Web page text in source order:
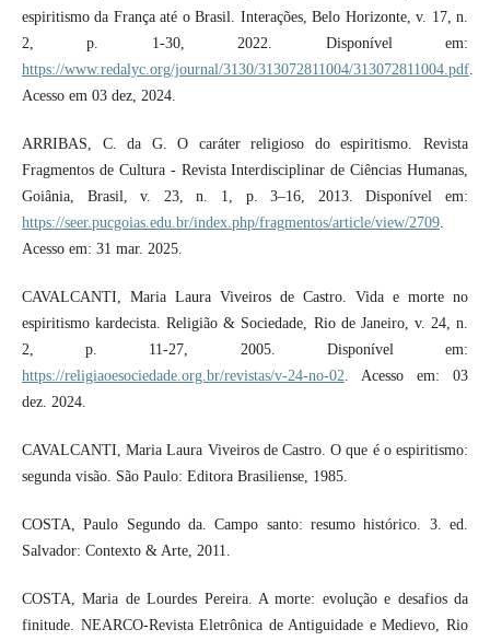
espiritismo da França até o Brasil. Interações, Belo Horizonte, v. 17, n.
2, p. 1-30, 2022. Disponível em:
https://www.redalyc.org/journal/3130/313072811004/313072811004.pdf.
Acesso em 03 dez, 2024.
ARRIBAS, C. da G. O caráter religioso do espiritismo. Revista
Fragmentos de Cultura - Revista Interdisciplinar de Ciências Humanas,
Goiânia, Brasil, v. 23, n. 1, p. 3–16, 2013. Disponível em:
https://seer.pucgoias.edu.br/index.php/fragmentos/article/view/2709.
Acesso em: 31 mar. 2025.
CAVALCANTI, Maria Laura Viveiros de Castro. Vida e morte no
espiritismo kardecista. Religião & Sociedade, Rio de Janeiro, v. 24, n.
2, p. 11-27, 2005. Disponível em:
https://religiaoesociedade.org.br/revistas/v-24-no-02 . Acesso em: 03
dez. 2024.
CAVALCANTI, Maria Laura Viveiros de Castro. O que é o espiritismo:
segunda visão. São Paulo: Editora Brasiliense, 1985.
COSTA, Paulo Segundo da. Campo santo: resumo histórico. 3. ed.
Salvador: Contexto & Arte, 2011.
COSTA, Maria de Lourdes Pereira. A morte: evolução e desafios da
finitude. NEARCO-Revista Eletrônica de Antiguidade e Medievo, Rio